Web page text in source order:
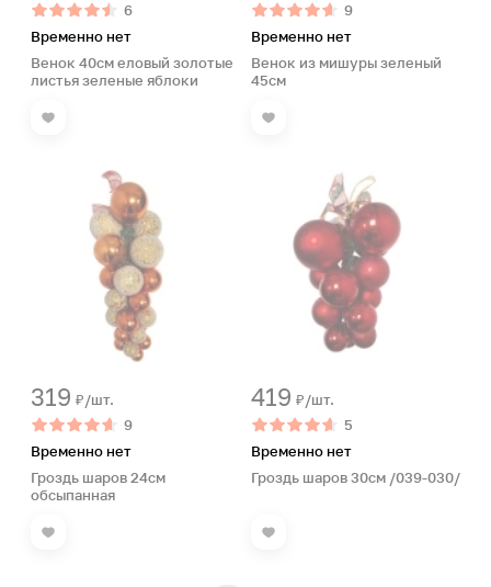
6
Временно нет
Венок 40см еловый золотые
листья зеленые яблоки
9
Временно нет
Венок из мишуры зеленый
45см
319 ₽/шт.
9
Временно нет
Гроздь шаров 24см
обсыпанная
419 ₽/шт.
5
Временно нет
Гроздь шаров 30см /039-030/